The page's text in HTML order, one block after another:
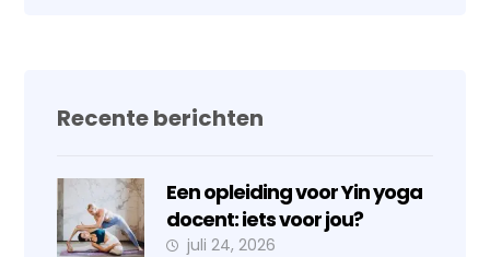
Recente berichten
Een opleiding voor Yin yoga
docent: iets voor jou?
juli 24, 2026